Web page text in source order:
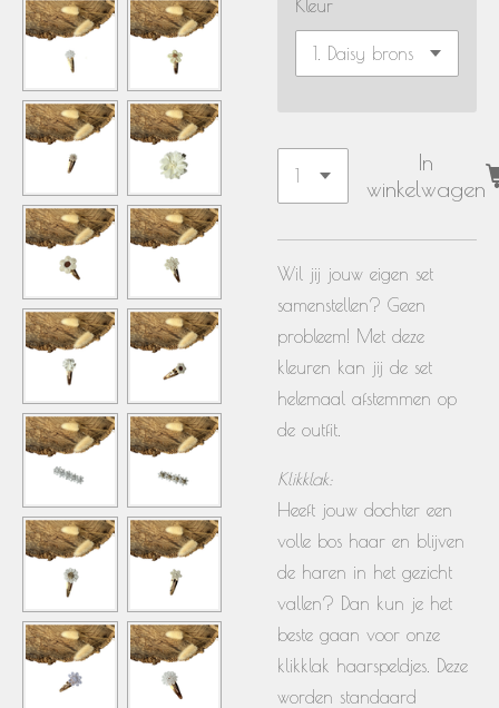
Kleur
In
winkelwagen
Wil jij jouw eigen set
samenstellen? Geen
probleem! Met deze
kleuren kan jij de set
helemaal afstemmen op
de outfit.
Klikklak:
Heeft jouw dochter een
volle bos haar en blijven
de haren in het gezicht
vallen? Dan kun je het
beste gaan voor onze
klikklak haarspeldjes. Deze
worden standaard